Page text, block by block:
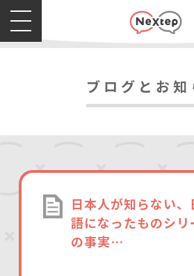
ブログとお知
日本人が知らない
語になったものシリ
の事実…